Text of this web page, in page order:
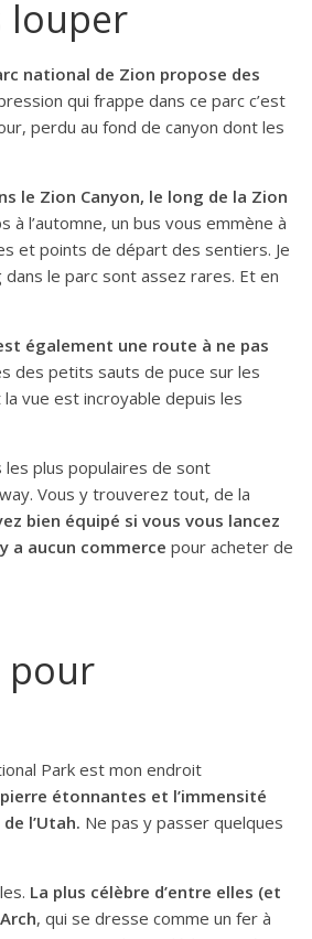
louper
national de Zion propose des
qui frappe dans ce parc c’est
perdu au fond de canyon dont les
le Zion Canyon, le long de la Zion
à l’automne, un bus vous emmène à
et points de départ des sentiers. Je
le parc sont assez rares. Et en
également une route à ne pas
des petits sauts de puce sur les
vue est incroyable depuis les
les plus populaires de sont
Vous y trouverez tout, de la
bien équipé si vous vous lancez
a aucun commerce pour acheter de
pour
Park est mon endroit
étonnantes et l’immensité
l’Utah. Ne pas y passer quelques
La plus célèbre d’entre elles (et
, qui se dresse comme un fer à